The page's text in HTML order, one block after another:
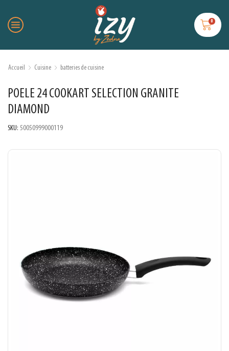
0
Accueil Cuisine batteries de cuisine
POELE 24 COOKART SELECTION GRANITE
DIAMOND
SKU: 50050999000119